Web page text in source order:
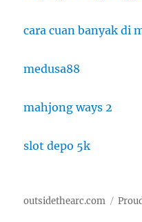
cara cuan banyak di
medusa88
mahjong ways 2
slot depo 5k
outsidethearc.com